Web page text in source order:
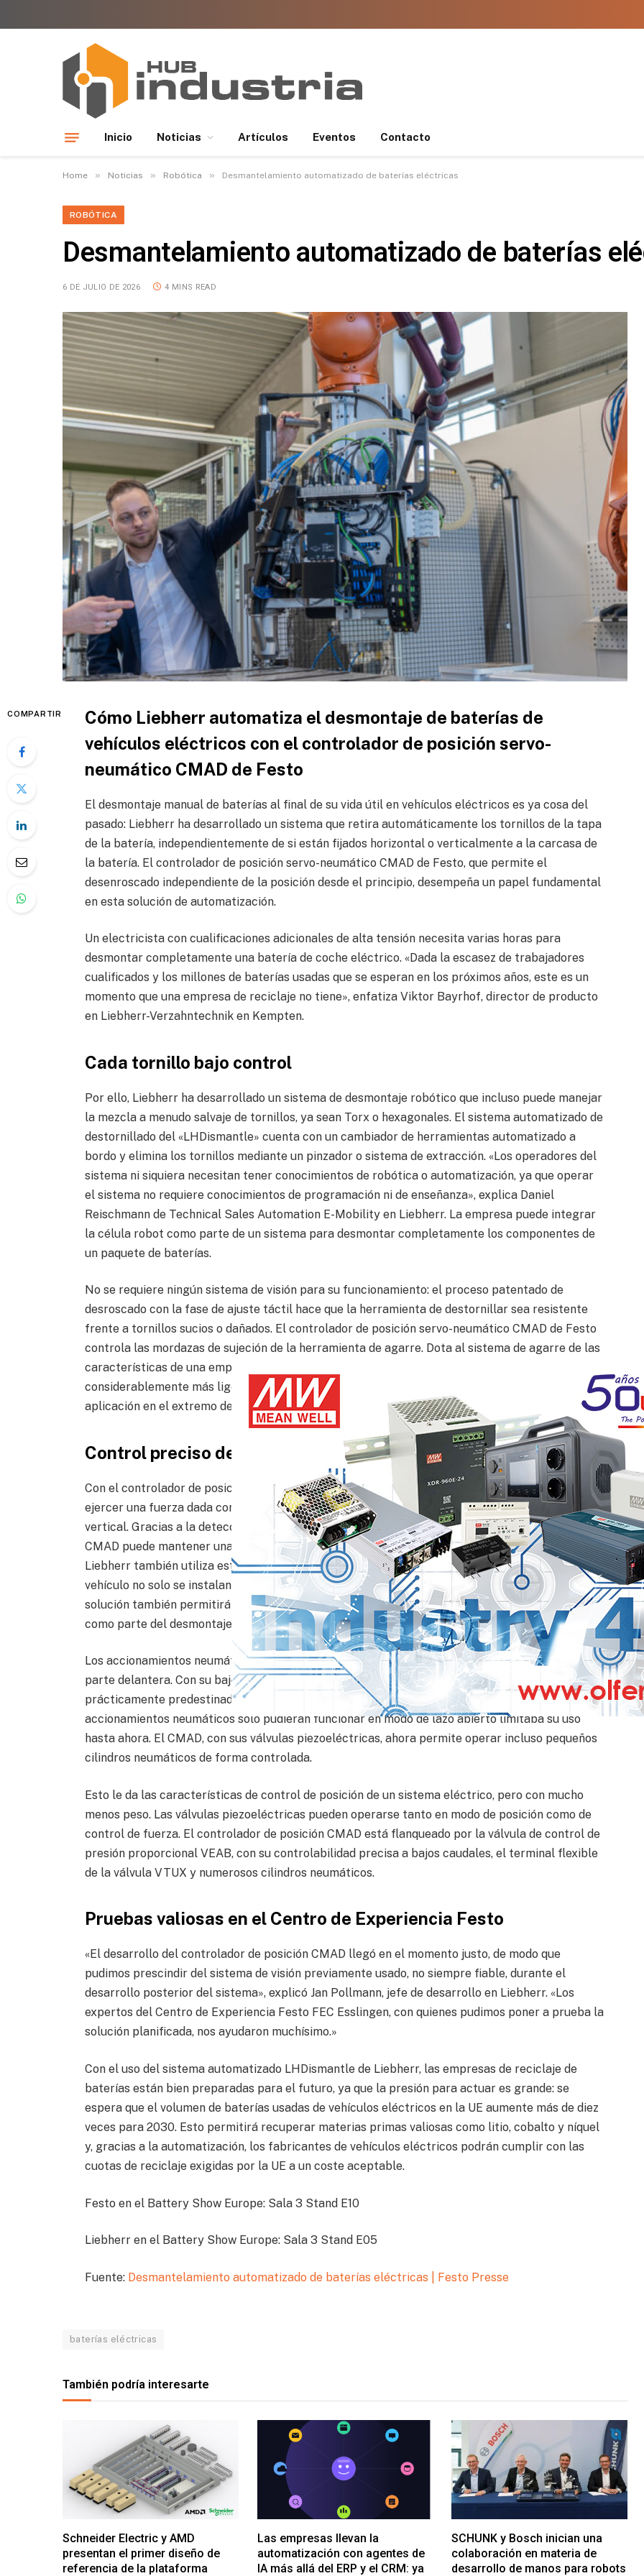
Inicio Noticias Artículos Eventos Contacto
Home » Noticias » Robótica » Desmantelamiento automatizado de baterías eléctricas
ROBÓTICA
Desmantelamiento automatizado de baterías
6 DE JULIO DE 2026 4 MINS READ
COMPARTIR
Cómo Liebherr automatiza el desmontaje de baterías de
vehículos eléctricos con el controlador de posición servo-
neumático CMAD de Festo
El desmontaje manual de baterías al final de su vida útil en vehículos eléctricos es ya cosa del
pasado: Liebherr ha desarrollado un sistema que retira automáticamente los tornillos de la tapa
de la batería, independientemente de si están fijados horizontal o verticalmente a la carcasa de
la batería. El controlador de posición servo-neumático CMAD de Festo, que permite el
desenroscado independiente de la posición desde el principio, desempeña un papel fundamental
en esta solución de automatización.
Un electricista con cualificaciones adicionales de alta tensión necesita varias horas para
desmontar completamente una batería de coche eléctrico. «Dada la escasez de trabajadores
cualificados y los millones de baterías usadas que se esperan en los próximos años, este es un
momento que una empresa de reciclaje no tiene», enfatiza Viktor Bayrhof, director de producto
en Liebherr-Verzahntechnik en Kempten.
Cada tornillo bajo control
Por ello, Liebherr ha desarrollado un sistema de desmontaje robótico que incluso puede manejar
la mezcla a menudo salvaje de tornillos, ya sean Torx o hexagonales. El sistema automatizado de
destornillado del «LHDismantle» cuenta con un cambiador de herramientas automatizado a
bordo y elimina los tornillos mediante un pinzador o sistema de extracción. «Los operadores del
sistema ni siquiera necesitan tener conocimientos de robótica o automatización, ya que operar
el sistema no requiere conocimientos de programación ni de enseñanza», explica Daniel
Reischmann de Technical Sales Automation E-Mobility en Liebherr. La empresa puede integrar
la célula robot como parte de un sistema para desmontar completamente los componentes de
un paquete de baterías.
No se requiere ningún sistema de visión para su funcionamiento: el proceso patentado de
desroscado con la fase de ajuste táctil hace que la herramienta de destornillar sea resistente
frente a tornillos sucios o dañados. El controlador de posición servo-neumático CMAD de Festo
controla las mordazas de sujeción de la herramienta de agarre. Dota al sistema de agarre de las
características de una empuñadura eléctrica. Al mismo tiempo, el sistema de agarre es
considerablemente más ligero y robusto, lo que lo hace prácticamente predestinado para esta
aplicación en el extremo del brazo.
Control preciso de la fuerza en cada posición
Con el controlador de posición servo-neumático CMAD, los agarradores robotizados pueden
ejercer una fuerza dada con una precisión de 0,2 mm tanto en orientación horizontal como
vertical. Gracias a la detección integrada de posición en el espacio, el controlador de posición
CMAD puede mantener una fuerza constante incluso si la posición en el espacio cambia.
Liebherr también utiliza esta propiedad en el LHDismantle, ya que los tornillos de una batería de
vehículo no solo se instalan verticalmente, sino también horizontalmente. En el futuro, esta
solución también permitirá la automatización de otros procesos de atornillado, por ejemplo
como parte del desmontaje completo del vehículo.
Los accionamientos neumáticos son especialmente populares para su uso con robots y en la
parte delantera. Con su bajo peso combinado con una alta densidad de potencia, están
prácticamente predestinados a estas aplicaciones en el extremo del brazo. El hecho de que los
accionamientos neumáticos solo pudieran funcionar en modo de lazo abierto limitaba su uso
hasta ahora. El CMAD, con sus válvulas piezoeléctricas, ahora permite operar incluso pequeños
cilindros neumáticos de forma controlada.
Esto le da las características de control de posición de un sistema eléctrico, pero con mucho
menos peso. Las válvulas piezoeléctricas pueden operarse tanto en modo de posición como de
control de fuerza. El controlador de posición CMAD está flanqueado por la válvula de control de
presión proporcional VEAB, con su controlabilidad precisa a bajos caudales, el terminal flexible
de la válvula VTUX y numerosos cilindros neumáticos.
Pruebas valiosas en el Centro de Experiencia Festo
«El desarrollo del controlador de posición CMAD llegó en el momento justo, de modo que
pudimos prescindir del sistema de visión previamente usado, no siempre fiable, durante el
desarrollo posterior del sistema», explicó Jan Pollmann, jefe de desarrollo en Liebherr. «Los
expertos del Centro de Experiencia Festo FEC Esslingen, con quienes pudimos poner a prueba la
solución planificada, nos ayudaron muchísimo.»
Con el uso del sistema automatizado LHDismantle de Liebherr, las empresas de reciclaje de
baterías están bien preparadas para el futuro, ya que la presión para actuar es grande: se
espera que el volumen de baterías usadas de vehículos eléctricos en la UE aumente más de diez
veces para 2030. Esto permitirá recuperar materias primas valiosas como litio, cobalto y níquel
y, gracias a la automatización, los fabricantes de vehículos eléctricos podrán cumplir con las
cuotas de reciclaje exigidas por la UE a un coste aceptable.
Festo en el Battery Show Europe: Sala 3 Stand E10
Liebherr en el Battery Show Europe: Sala 3 Stand E05
Fuente: Desmantelamiento automatizado de baterías eléctricas | Festo Presse
baterías eléctricas
También podría interesarte
Schneider Electric y AMD
presentan el primer diseño de
referencia de la plataforma
Las empresas llevan la
automatización con agentes de
IA más allá del ERP y el CRM: ya
SCHUNK y Bosch inician una
colaboración en materia de
desarrollo de manos para robots